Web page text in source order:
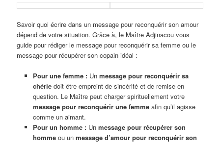
Savoir quoi écrire dans un message pour reconquérir son amour
dépend de votre situation. Grâce à, le Maître Adjinacou vous
guide pour rédiger le message pour reconquérir sa femme ou le
message pour récupérer son copain idéal :
Pour une femme :Un message pour reconquérir sa
chériedoit être empreint de sincérité et de remise en
question. Le Maître peut charger spirituellement votre
message pour reconquérir une femmeafin qu’il agisse
comme un aimant.
Pour un homme :Un message pour récupérer son
hommeou un message d’amour pour reconquérir son